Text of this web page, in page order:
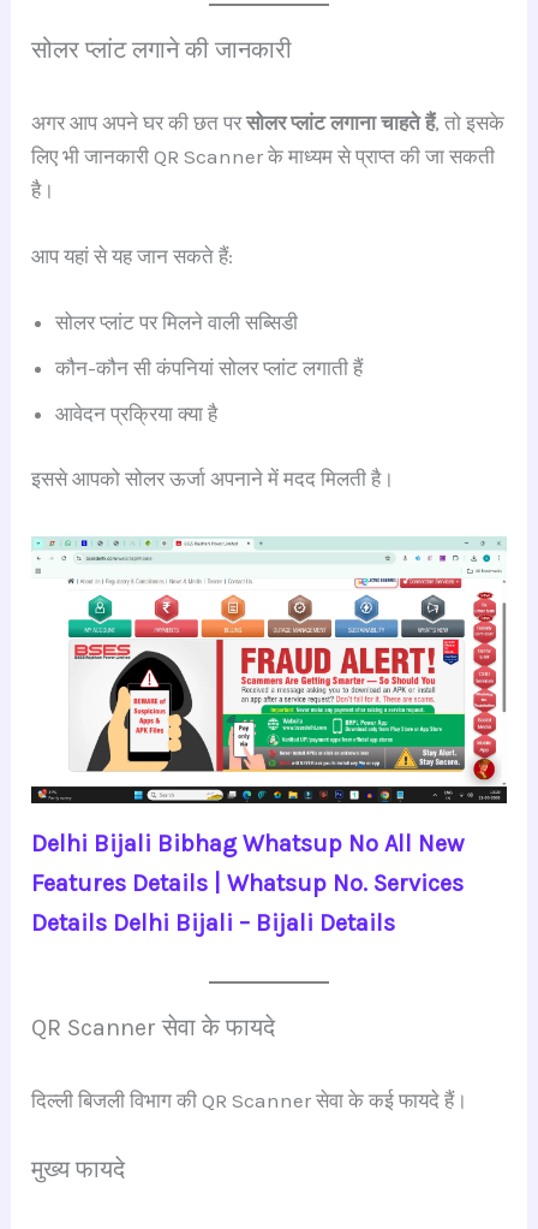
सोलर प्लांट लगाने की जानकारी
अगर आप अपने घर की छत परसोलर प्लांट लगाना चाहते हैं, तो इसके
लिए भी जानकारी QR Scanner के माध्यम से प्राप्त की जा सकती
है।
आप यहां से यह जान सकते हैं:
सोलर प्लांट पर मिलने वाली सब्सिडी
कौन-कौन सी कंपनियां सोलर प्लांट लगाती हैं
आवेदन प्रक्रिया क्या है
इससे आपको सोलर ऊर्जा अपनाने में मदद मिलती है।
Delhi Bijali Bibhag Whatsup No All New
Features Details | Whatsup No. Services
Details Delhi Bijali – Bijali Details
QR Scanner सेवा के फायदे
दिल्ली बिजली विभाग की QR Scanner सेवा के कई फायदे हैं।
मुख्य फायदे